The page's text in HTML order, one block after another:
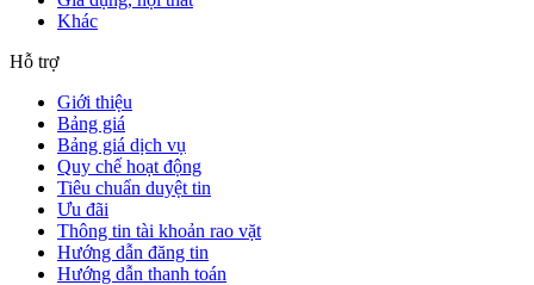
Khác
Hỗ trợ
Giới thiệu
Bảng giá
Bảng giá dịch vụ
Quy chế hoạt động
Tiêu chuẩn duyệt tin
Ưu đãi
Thông tin tài khoản rao vặt
Hướng dẫn đăng tin
Hướng dẫn thanh toán